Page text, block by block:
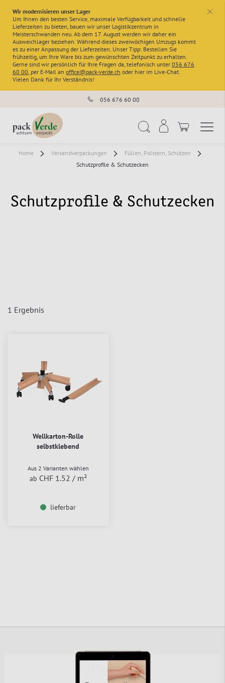
x
Wir modernisieren unser Lager
Um Ihnen den besten Service, maximale Verfügbarkeit und schnelle
Lieferzeiten zu bieten, bauen wir unser Logistikzentrum in
Meisterschwanden neu. Ab dem 17. August werden wir daher ein
Ausweichlager beziehen. Während dieses zweiwöchigen Umzugs kommt
es zu einer Anpassung der Lieferzeiten. Unser Tipp: Bestellen Sie
frühzeitig, um Ihre Ware bis zum gewünschten Zeitpunkt zu erhalten.
Gerne sind wir persönlich für Ihre Fragen da, telefonisch unter 056 676
60 00, per E-Mail an office@pack-verde.ch oder hier im Live-Chat.
Vielen Dank für Ihr Verständnis!
056 676 60 00
Home Versandverpackungen
Füllen, Polstern, Schützen
Schutzprofile & Schutzecken
Schutzprofile & Schutzecken
1 Ergebnis
Wellkarton-Rolle
selbstklebend
Aus 2 Varianten wählen
ab CHF 1.52 / m²
lieferbar